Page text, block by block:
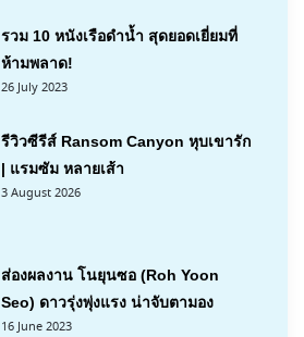
รวม 10 หนังเรือดำน้ำ สุดยอดเยี่ยมที่
ห้ามพลาด!
26 July 2023
รีวิวซีรีส์ Ransom Canyon หุบเขารัก
| แรมซัม หลายเส้า
3 August 2026
ส่องผลงาน โนยุนซอ (Roh Yoon
Seo) ดาวรุ่งพุ่งแรง น่าจับตามอง
16 June 2023